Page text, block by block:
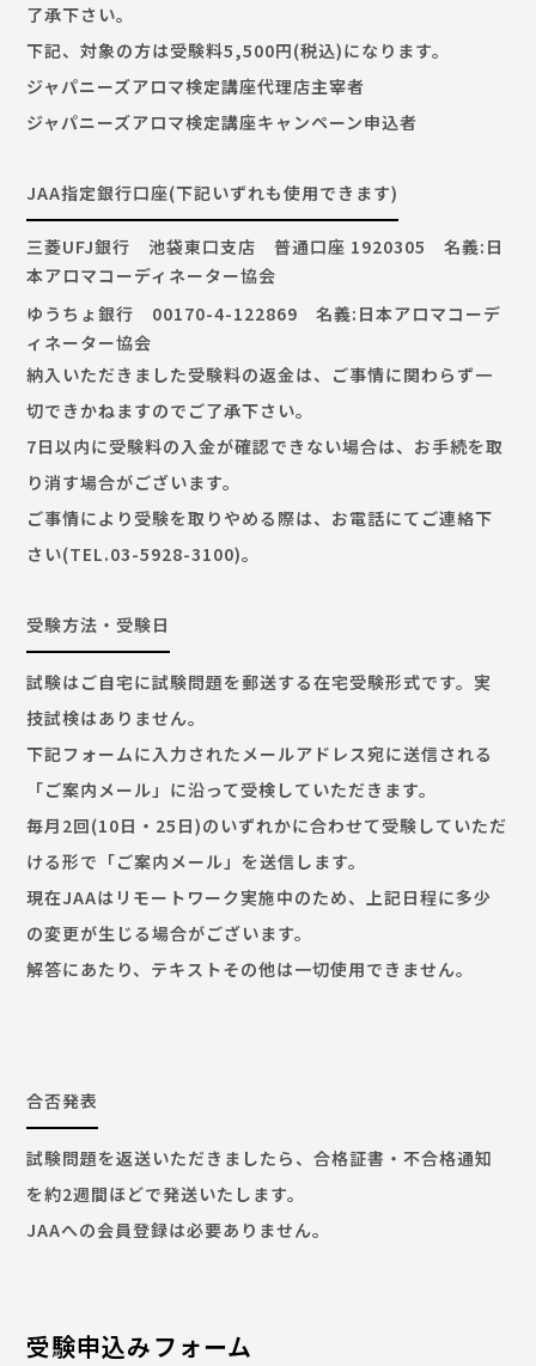
了承下さい。
下記、対象の方は受験料5,500円(税込)になります。
ジャパニーズアロマ検定講座代理店主宰者
ジャパニーズアロマ検定講座キャンペーン申込者
JAA指定銀行口座(下記いずれも使用できます)
三菱UFJ銀行 池袋東口支店 普通口座 1920305 名義:日
本アロマコーディネーター協会
ゆうちょ銀行 00170-4-122869 名義:日本アロマコーデ
ィネーター協会
納入いただきました受験料の返金は、ご事情に関わらず一
切できかねますのでご了承下さい。
7日以内に受験料の入金が確認できない場合は、お手続を取
り消す場合がございます。
ご事情により受験を取りやめる際は、お電話にてご連絡下
さい(TEL.03-5928-3100)。
受験方法・受験日
試験はご自宅に試験問題を郵送する在宅受験形式です。実
技試検はありません。
下記フォームに入力されたメールアドレス宛に送信される
「ご案内メール」に沿って受検していただきます。
毎月2回(10日・25日)のいずれかに合わせて受験していただ
ける形で「ご案内メール」を送信します。
現在JAAはリモートワーク実施中のため、上記日程に多少
の変更が生じる場合がございます。
解答にあたり、テキストその他は一切使用できません。
合否発表
試験問題を返送いただきましたら、合格証書・不合格通知
を約2週間ほどで発送いたします。
JAAへの会員登録は必要ありません。
受験申込みフォーム